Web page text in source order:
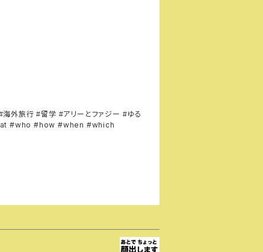
海外旅行 #留学 #アリーとファジー #ゆる
#who #how #when #which